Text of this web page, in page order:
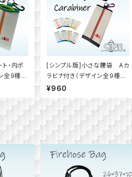
・内ポ
全9種
[シンプル版]小さな腰袋 Aカ
ラビナ付き（デザイン全9種
類）
¥960